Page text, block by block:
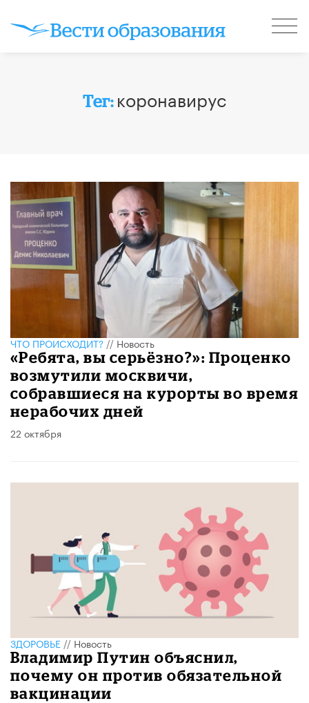
Тег: коронавирус
ЧТО ПРОИСХОДИТ?//Новость
«Ребята, вы серьёзно?»: Проценко
возмутили москвичи,
собравшиеся на курорты во время
нерабочих дней
22 октября
ЗДОРОВЬЕ//Новость
Владимир Путин объяснил,
почему он против обязательной
вакцинации